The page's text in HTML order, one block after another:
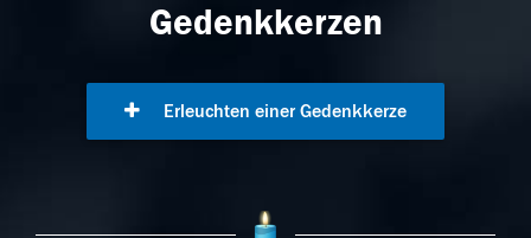
Gedenkkerzen
Erleuchten einer Gedenkkerze